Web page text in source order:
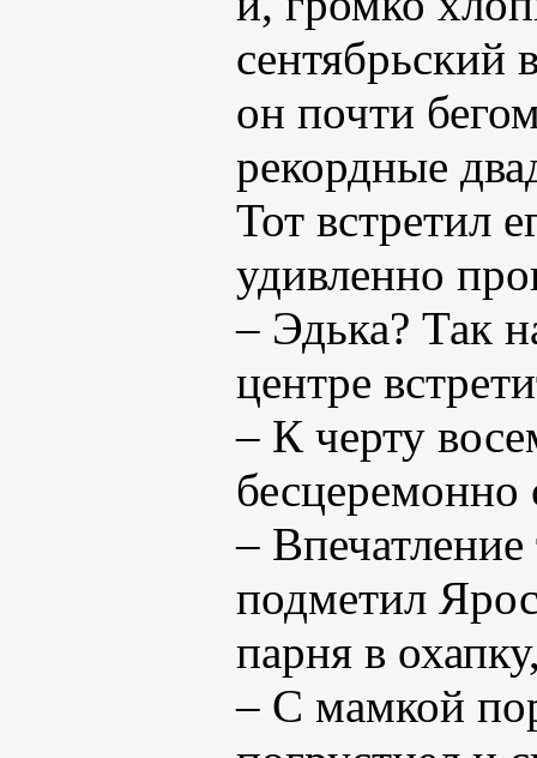
сентябрьский
он почти
рекордные
Тот встретил
удивленно
– Эдька? Так
центре
– К черту
бесцеремонно
–
подметил
парня в
– С мамкой